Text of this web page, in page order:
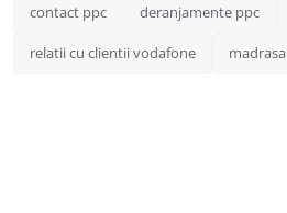
contact ppc deranjamente ppc
relatii cu clientii vodafone madrasa